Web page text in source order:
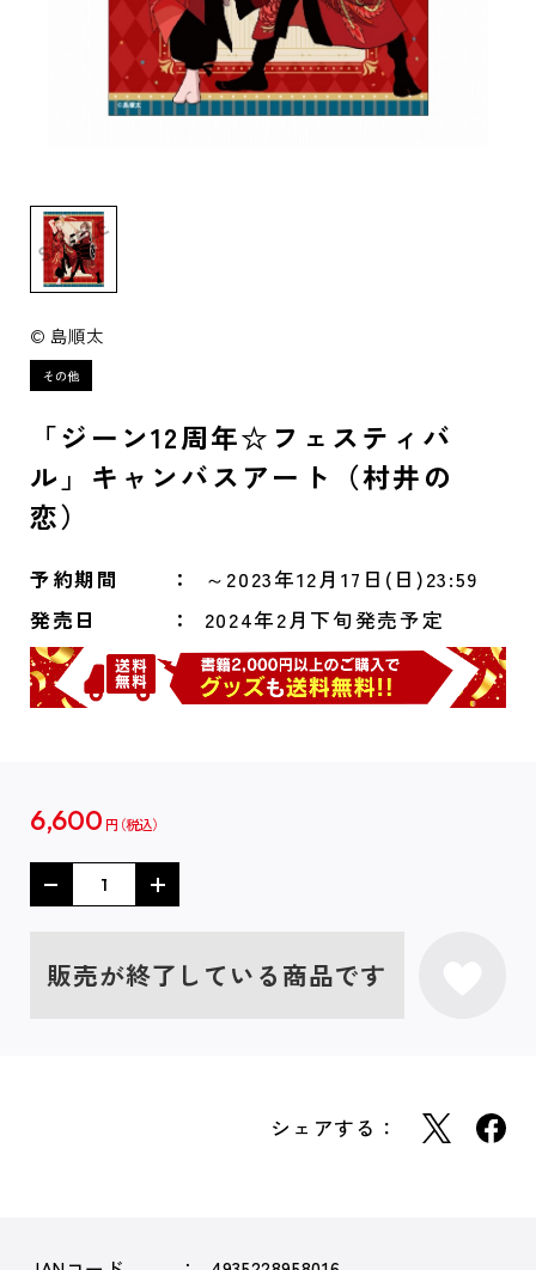
© 島順太
「ジーン12周年☆フェスティバ
ル」キャンバスアート（村井の
恋）
予約期間
～2023年12月17日(日)23:59
発売日
2024年2月下旬発売予定
6,600 円
販売が終了している商品です
シェアする：